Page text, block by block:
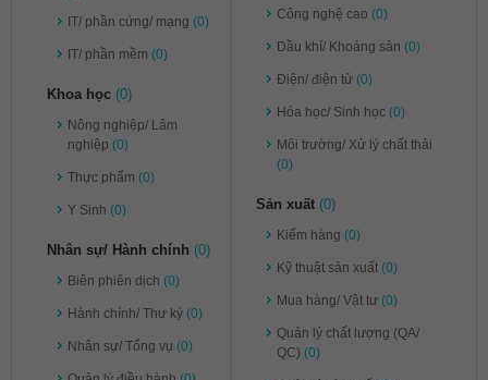
IT/ phần cứng/ mạng (0)
IT/ phần mềm (0)
Khoa học (0)
Nông nghiệp/ Lâm
nghiệp (0)
Thực phẩm (0)
Y Sinh (0)
Nhân sự/ Hành chính (0)
Biên phiên dịch (0)
Hành chính/ Thư ký (0)
Nhân sự/ Tổng vụ (0)
Công nghệ cao (0)
Dầu khí/ Khoáng sản (0)
Điện/ điện tử (0)
Hóa học/ Sinh học (0)
Môi trường/ Xử lý chất thải
(0)
Sản xuất (0)
Kiểm hàng (0)
Kỹ thuật sản xuất (0)
Mua hàng/ Vật tư (0)
Quản lý chất lượng (QA/
QC) (0)